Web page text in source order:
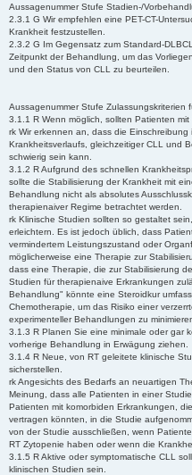
Aussagenummer Stufe Stadien-/
2.3.1 G Wir empfehlen eine PET-CT-
Krankheit festzustellen.
2.3.2 G Im Gegensatz zum Standard-
Zeitpunkt der Behandlung, um das
und den Status von CLL zu beurteilen.
Aussagenummer Stufe Zulassungskriterien
3.1.1 R Wenn möglich, sollten Patienten
rk Wir erkennen an, dass die
Krankheitsverlaufs, gleichzeitiger CLL und
schwierig sein kann.
3.1.2 R Aufgrund des schnellen
sollte die Stabilisierung der Krankheit mit
Behandlung nicht als absolutes
therapienaiver Regime betrachtet werden.
rk Klinische Studien sollten so gestaltet
erleichtern. Es ist jedoch üblich, dass
vermindertem Leistungszustand oder
möglicherweise eine Therapie zur
dass eine Therapie, die zur Stabilisierung
Studien für therapienaive Erkrankungen
Behandlung" könnte eine Steroidkur
Chemotherapie, um das Risiko einer
experimenteller Behandlungen zu
3.1.3 R Planen Sie eine minimale oder gar
vorherige Behandlung in Erwägung ziehen.
3.1.4 R Neue, von RT geleitete klinische
sicherstellen.
rk Angesichts des Bedarfs an neuartigen
Meinung, dass alle Patienten in einer
Patienten mit komorbiden Erkrankungen,
vertragen könnten, in die Studie
von der Studie ausschließen, wenn
RT Zytopenie haben oder wenn die
3.1.5 R Aktive oder symptomatische CLL
klinischen Studien sein.